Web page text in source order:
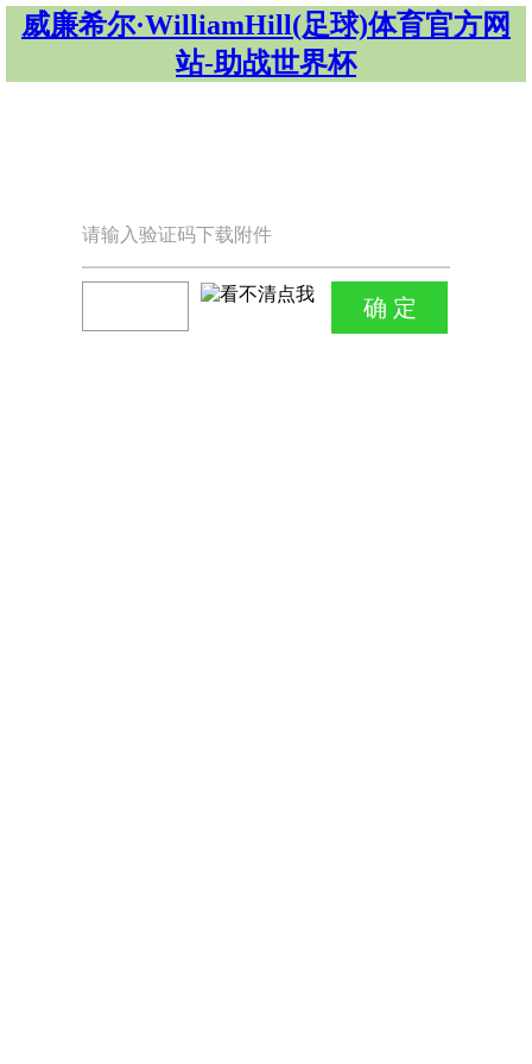
威廉希尔·WilliamHill(足球)体育官方网
站-助战世界杯
请输入验证码下载附件